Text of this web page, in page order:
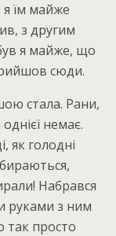
їм майже
з другим
я майже, що
сюди.
стала. Рани,
немає.
як голодні
Набрався
руками з ним
так просто